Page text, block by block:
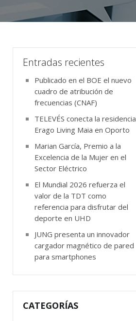
Entradas recientes
Publicado en el BOE el nuevo
cuadro de atribución de
frecuencias (CNAF)
TELEVÉS conecta la residencia
Erago Living Maia en Oporto
Marian García, Premio a la
Excelencia de la Mujer en el
Sector Eléctrico
El Mundial 2026 refuerza el
valor de la TDT como
referencia para disfrutar del
deporte en UHD
JUNG presenta un innovador
cargador magnético de pared
para smartphones
CATEGORÍAS